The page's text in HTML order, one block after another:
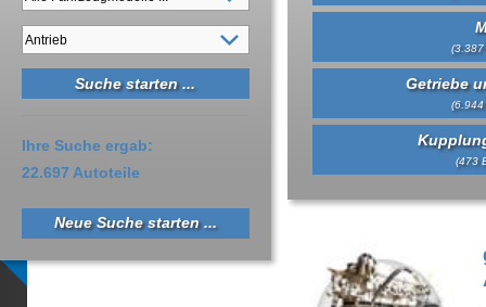
(3.387
Getriebe
(6.944
(473
Ihre Suche ergab:
22.697 Autoteile
Neue Suche starten ...